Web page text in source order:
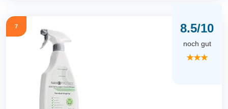
7 8.5/10
noch gut
★★★